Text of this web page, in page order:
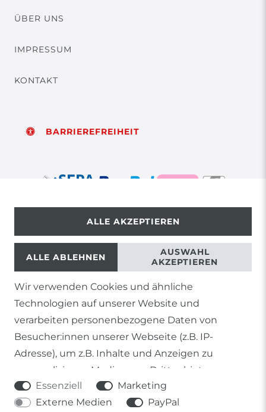
ÜBER UNS
IMPRESSUM
KONTAKT
BARRIEREFREIHEIT
© Copyright 2026 | Alle Rechte vorbehalten.
1) Gilt nicht für Sendungen mit Futterinsekten,
Lebendpflanzen, Frostfutter oder lebende Tiere, sowie
Lieferungen per Spedition
2) gilt für sofort lieferbare Artikel und Produkte die keine
gesonderte Versandregelung besitzen.
Prozentangaben von Sonderangeboten auf die Ersparnis
gegenüber der UVP des Herstellers.
Wir verwenden Cookies und ähnliche
Technologien auf unserer Website und
verarbeiten personenbezogene Daten von
Besucher:innen unserer Webseite (z.B. IP-
Adresse), um z.B. Inhalte und Anzeigen zu
personalisieren, Medien von Drittanbietern
einzubinden oder Zugriffe auf unsere Website zu
analysieren. Die Datenverarbeitung erfolgt erst
Essenziell
Marketing
Externe Medien
PayPal
ALLE AKZEPTIEREN
ALLE ABLEHNEN
AUSWAHL
AKZEPTIEREN